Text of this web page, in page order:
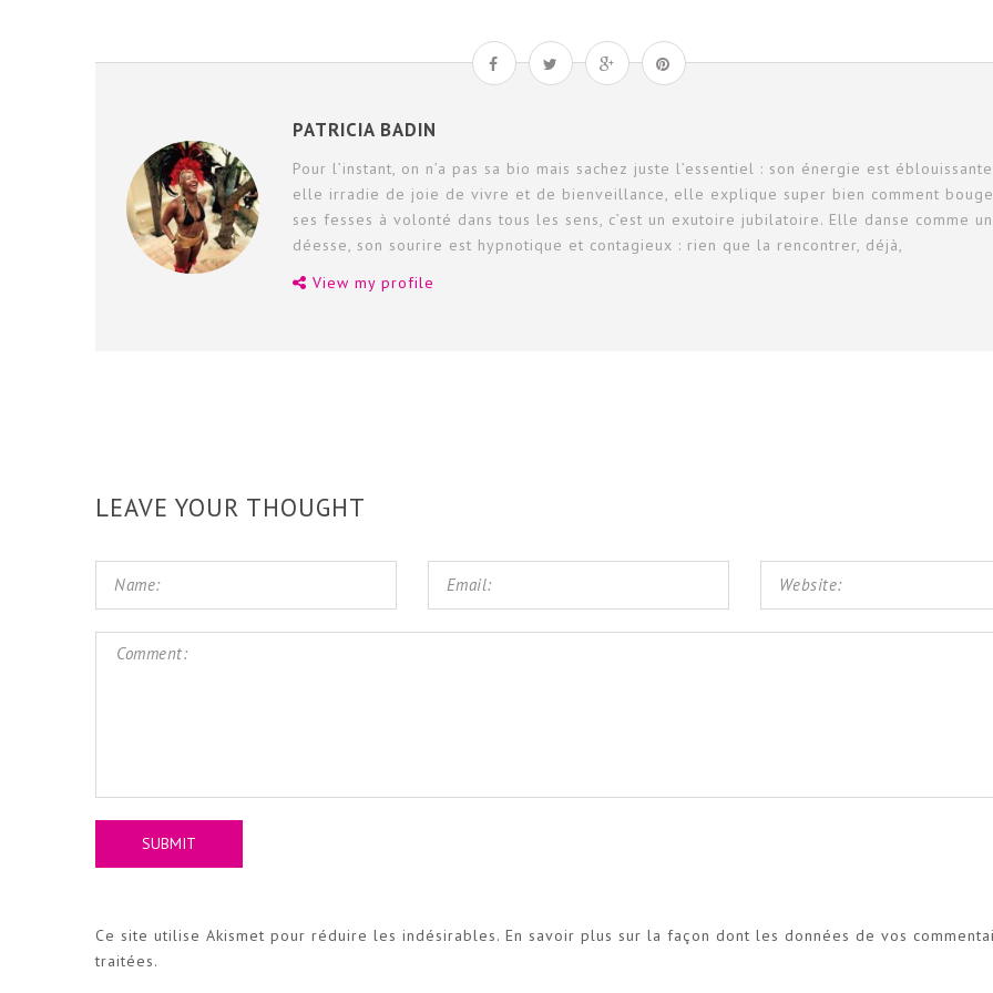
PATRICIA BADIN
Pour l’instant, on n’a pas sa bio mais sachez juste l’essentiel : son énergie est
elle irradie de joie de vivre et de bienveillance, elle explique super bien comment
ses fesses à volonté dans tous les sens, c’est un exutoire jubilatoire. Elle danse comme
déesse, son sourire est hypnotique et contagieux : rien que la rencontrer, déjà,
View my profile
LEAVE YOUR THOUGHT
Ce site utilise Akismet pour réduire les indésirables. En savoir plus sur la façon dont les données de vos
traitées.